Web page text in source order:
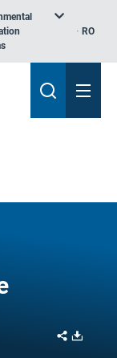
RO
Share